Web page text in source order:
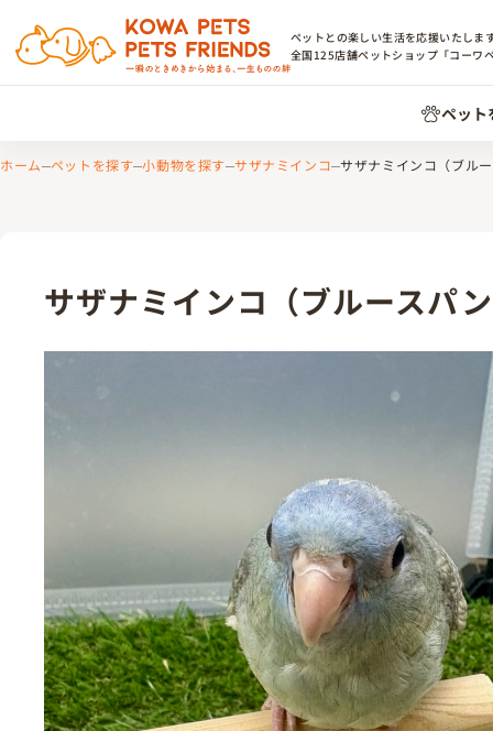
ペットとの楽しい生活を応援いたしま
全国125店舗ペットショップ「コーワ
ペット
ホーム ペットを探す 小動物を探す サザナミインコ サザナミインコ（ブル
サザナミインコ（ブルースパ